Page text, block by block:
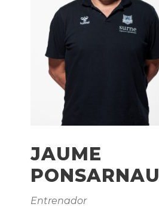
JAUME
PONSARNAU
Entrenador